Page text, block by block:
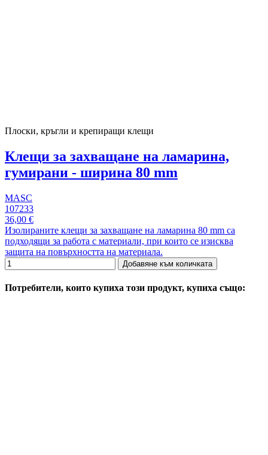
Плоски, кръгли и крепиращи клещи
Клещи за захващане на ламарина,
гумирани - ширина 80 mm
MASC
107233
36,00 €
Изолираните клещи за захващане на ламарина 80 mm са
подходящи за работа с материали, при които се изисква
защита на повърхността на материала.
Добавяне към количката
Потребители, които купиха този продукт, купиха също: